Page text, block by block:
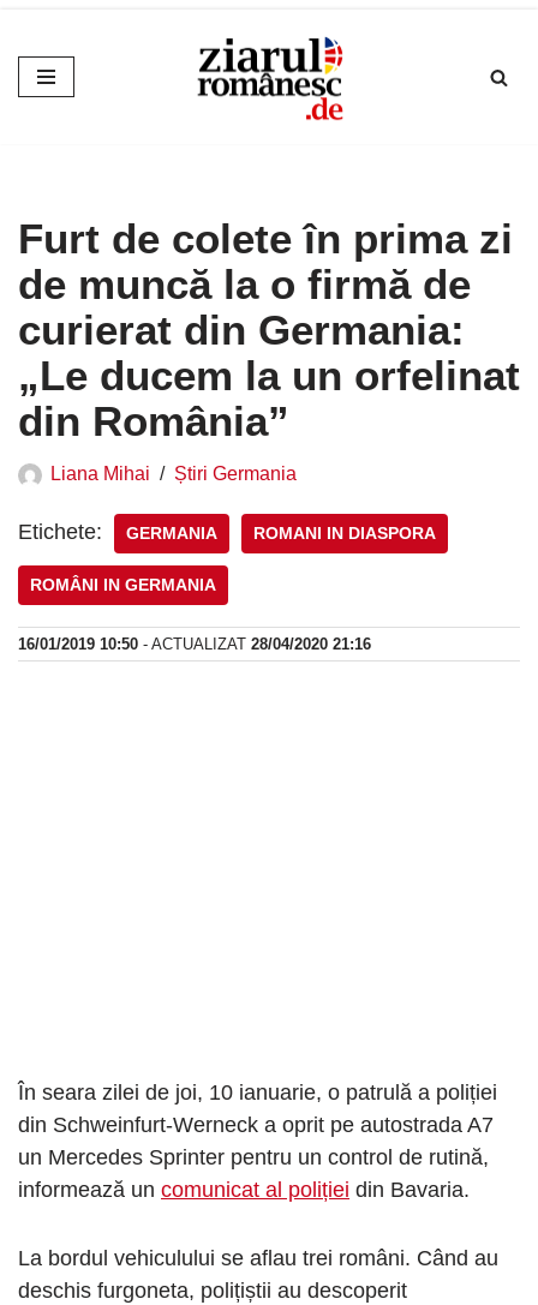
Sari
la
Furt de colete în prima zi
de muncă la o firmă de
curierat din Germania:
„Le ducem la un orfelinat
din România”
Liana Mihai Știri Germania
Etichete: GERMANIA ROMANI IN DIASPORA
ROMÂNI IN GERMANIA
16/01/2019 10:50 - ACTUALIZAT 28/04/2020 21:16
În seara zilei de joi, 10 ianuarie, o patrulă a poliției
din Schweinfurt-Werneck a oprit pe autostrada A7
un Mercedes Sprinter pentru un control de rutină,
informează un comunicat al poliției din Bavaria.
La bordul vehiculului se aflau trei români. Când au
deschis furgoneta, polițiștii au descoperit